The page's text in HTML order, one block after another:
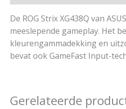
De ROG Strix XG438Q van
meeslepende gameplay. Het
kleurengammadekking en
bevat ook GameFast Input-
Gerelateerde